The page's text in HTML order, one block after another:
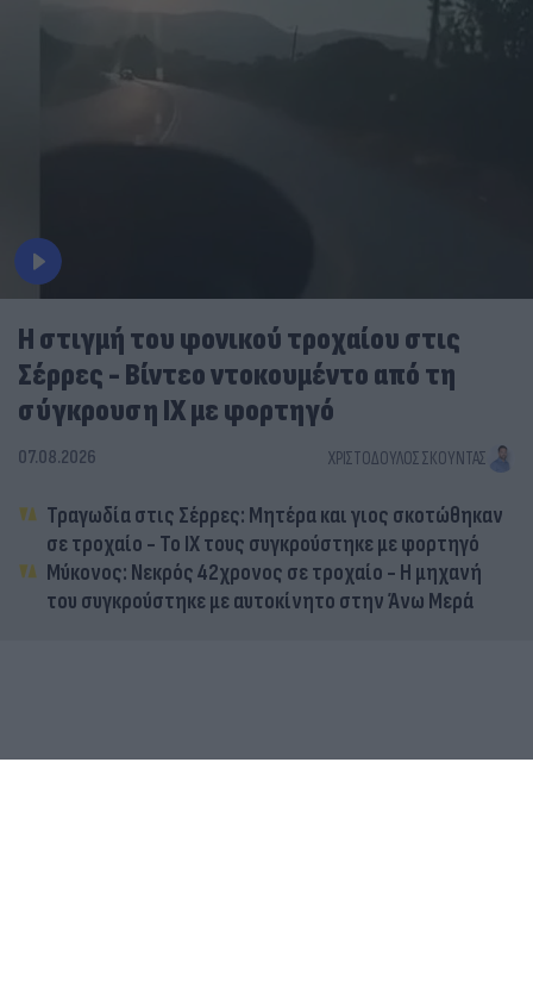
Η στιγμή του φονικού τροχαίου στις
Σέρρες - Βίντεο ντοκουμέντο από τη
σύγκρουση ΙΧ με φορτηγό
07.08.2026 ΧΡΙΣΤΌΔΟΥΛΟΣ ΣΚΟΎΝΤΑΣ
Τραγωδία στις Σέρρες: Μητέρα και γιος σκοτώθηκαν
σε τροχαίο - Το ΙΧ τους συγκρούστηκε με φορτηγό
Μύκονος: Νεκρός 42χρονος σε τροχαίο - Η μηχανή
του συγκρούστηκε με αυτοκίνητο στην Άνω Μερά